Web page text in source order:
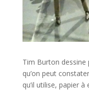
Tim Burton dessine
qu’on peut
qu’il utilise, papier